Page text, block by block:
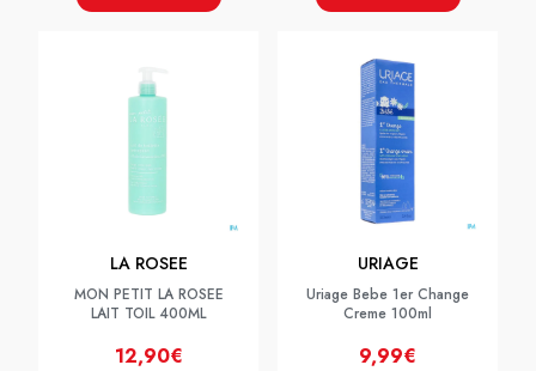
LA ROSEE
MON PETIT LA ROSEE
LAIT TOIL 400ML
12,90€
URIAGE
Uriage Bebe 1er Change
Creme 100ml
9,99€